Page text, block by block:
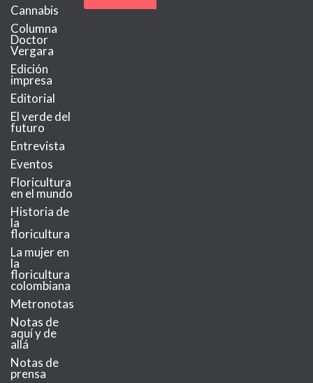
Cannabis
Columna
Doctor
Vergara
Edición
impresa
Editorial
El verde del
futuro
Entrevista
Eventos
Floricultura
en el mundo
Historia de
la
floricultura
La mujer en
la
floricultura
colombiana
Metronotas
Notas de
aquí y de
allá
Notas de
prensa